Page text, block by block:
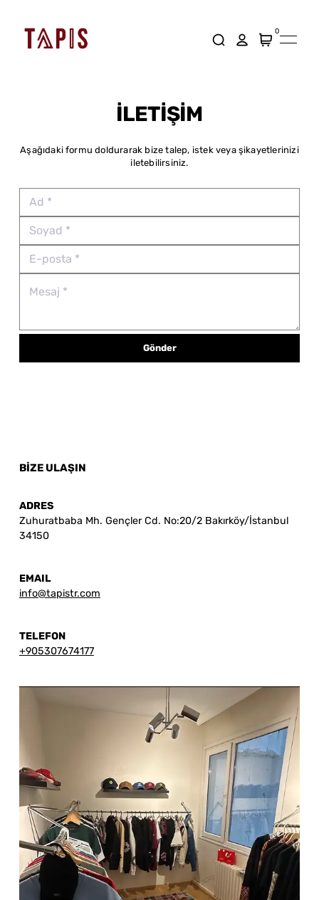
0
İLETİŞİM
Aşağıdaki formu doldurarak bize talep, istek veya şikayetlerinizi
iletebilirsiniz.
Gönder
BİZE ULAŞIN
ADRES
Zuhuratbaba Mh. Gençler Cd. No:20/2 Bakırköy/İstanbul
34150
EMAIL
info@tapistr.com
TELEFON
+905307674177